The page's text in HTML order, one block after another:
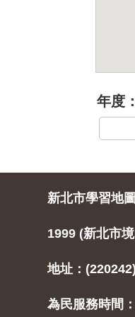
年度：
新北市學習地圖
1999 (新北市
地址：
為民服務時間